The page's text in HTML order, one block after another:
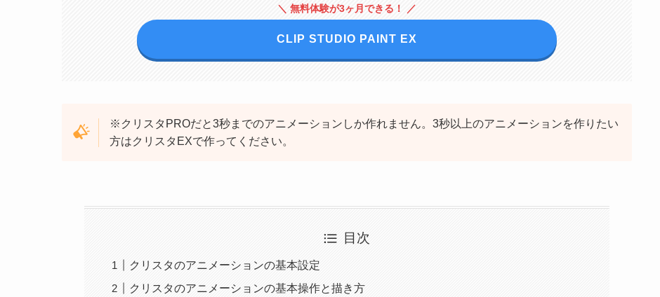
＼ 無料体験が3ヶ月できる！ ／
CLIP STUDIO PAINT EX
※クリスタPROだと3秒までのアニメーションしか作れません。3秒以上のアニメーションを作りたい
方はクリスタEXで作ってください。
目次
クリスタのアニメーションの基本設定
クリスタのアニメーションの基本操作と描き方